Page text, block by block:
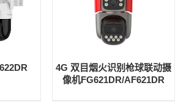
4G 双目烟火识别枪球联动摄
像机FG621DR/AF621DR